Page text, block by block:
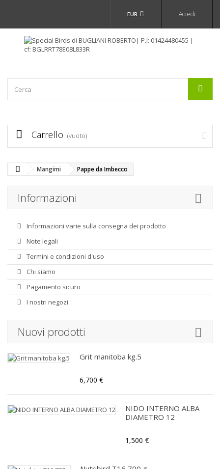
Accedi
EUR
Carrello (vuoto)
Mangimi Pappe da Imbecco
Informazioni
Informazioni varie sulla consegna dei prodotto
Note legali
Termini e condizioni d'uso
Chi siamo
Pagamento sicuro
I nostri negozi
Nuovi prodotti
Grit manitoba kg.5
6,700 €
NIDO INTERNO ALBA
DIAMETRO 12
1,500 €